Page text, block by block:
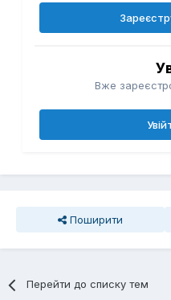
Вже
Поширити
Перейти до списку тем